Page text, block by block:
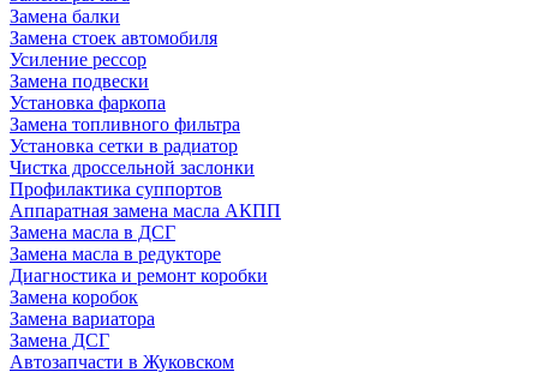
Замена балки
Замена стоек автомобиля
Усиление рессор
Замена подвески
Установка фаркопа
Замена топливного фильтра
Установка сетки в радиатор
Чистка дроссельной заслонки
Профилактика суппортов
Аппаратная замена масла АКПП
Замена масла в ДСГ
Замена масла в редукторе
Диагностика и ремонт коробки
Замена коробок
Замена вариатора
Замена ДСГ
Автозапчасти в Жуковском